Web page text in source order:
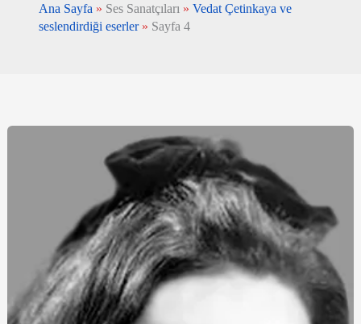
Ana Sayfa » Ses Sanatçıları » Vedat Çetinkaya ve
seslendirdiği eserler» Sayfa 4